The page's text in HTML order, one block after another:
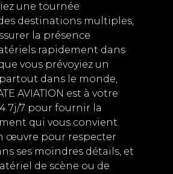
une tournée
destinations multiples,
la présence
rapidement dans
vous prévoyiez un
dans le monde,
AVIATION est à votre
7j/7 pour fournir la
qui vous convient.
œuvre pour respecter
ses moindres détails, et
de scène ou de